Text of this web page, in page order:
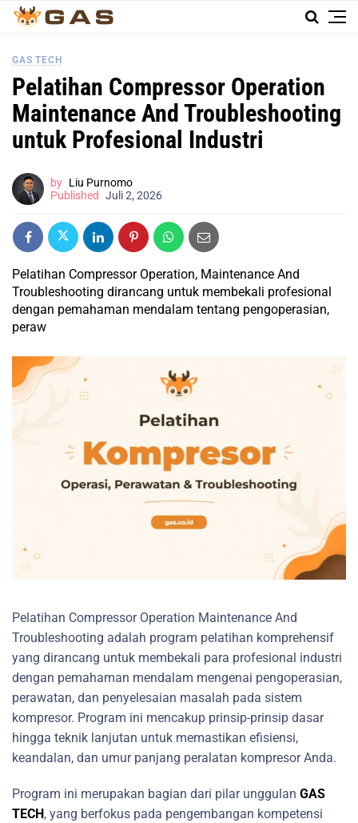
GAS TECH
Pelatihan Compressor Operation
Maintenance And Troubleshooting
untuk Profesional Industri
by Liu Purnomo
Published
Juli 2, 2026
Pelatihan Compressor Operation, Maintenance And
Troubleshooting dirancang untuk membekali profesional
dengan pemahaman mendalam tentang pengoperasian,
peraw
Pelatihan Compressor Operation Maintenance And
Troubleshooting adalah program pelatihan komprehensif
yang dirancang untuk membekali para profesional industri
dengan pemahaman mendalam mengenai pengoperasian,
perawatan, dan penyelesaian masalah pada sistem
kompresor. Program ini mencakup prinsip-prinsip dasar
hingga teknik lanjutan untuk memastikan efisiensi,
keandalan, dan umur panjang peralatan kompresor Anda.
Program ini merupakan bagian dari pilar unggulan GAS
TECH, yang berfokus pada pengembangan kompetensi